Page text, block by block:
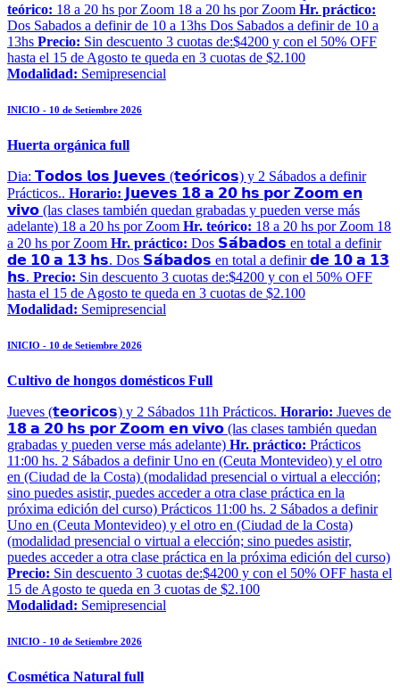
teórico: 18 a 20 hs por Zoom 18 a 20 hs por Zoom Hr. práctico:
Dos Sabados a definir de 10 a 13hs Dos Sabados a definir de 10 a
13hs Precio: Sin descuento 3 cuotas de:$4200 y con el 50% OFF
hasta el 15 de Agosto te queda en 3 cuotas de $2.100
Modalidad: Semipresencial
INICIO - 10 de Setiembre 2026
Huerta orgánica full
Dia: 𝗧𝗼𝗱𝗼𝘀 𝗹𝗼𝘀 𝗝𝘂𝗲𝘃𝗲𝘀 (𝘁𝗲𝗼́𝗿𝗶𝗰𝗼𝘀) y 2 Sábados a definir
Prácticos.. Horario: 𝗝𝘂𝗲𝘃𝗲𝘀 𝟭𝟴 𝗮 𝟮𝟬 𝗵𝘀 𝗽𝗼𝗿 𝗭𝗼𝗼𝗺 𝗲𝗻
𝘃𝗶𝘃𝗼 (las clases también quedan grabadas y pueden verse más
adelante) 18 a 20 hs por Zoom Hr. teórico: 18 a 20 hs por Zoom 18
a 20 hs por Zoom Hr. práctico: Dos 𝗦𝗮́𝗯𝗮𝗱𝗼𝘀 en total a definir
𝗱𝗲 𝟭𝟬 𝗮 𝟭𝟯 𝗵𝘀. Dos 𝗦𝗮́𝗯𝗮𝗱𝗼𝘀 en total a definir 𝗱𝗲 𝟭𝟬 𝗮 𝟭𝟯
𝗵𝘀. Precio: Sin descuento 3 cuotas de:$4200 y con el 50% OFF
hasta el 15 de Agosto te queda en 3 cuotas de $2.100
Modalidad: Semipresencial
INICIO - 10 de Setiembre 2026
Cultivo de hongos domésticos Full
Jueves (𝘁𝗲𝗼𝗿𝗶𝗰𝗼𝘀) y 2 Sábados 11h Prácticos. Horario: Jueves de
𝟭𝟴 𝗮 𝟮𝟬 𝗵𝘀 𝗽𝗼𝗿 𝗭𝗼𝗼𝗺 𝗲𝗻 𝘃𝗶𝘃𝗼 (las clases también quedan
grabadas y pueden verse más adelante) Hr. práctico: Prácticos
11:00 hs. 2 Sábados a definir Uno en (Ceuta Montevideo) y el otro
en (Ciudad de la Costa) (modalidad presencial o virtual a elección;
sino puedes asistir, puedes acceder a otra clase práctica en la
próxima edición del curso) Prácticos 11:00 hs. 2 Sábados a definir
Uno en (Ceuta Montevideo) y el otro en (Ciudad de la Costa)
(modalidad presencial o virtual a elección; sino puedes asistir,
puedes acceder a otra clase práctica en la próxima edición del curso)
Precio: Sin descuento 3 cuotas de:$4200 y con el 50% OFF hasta el
15 de Agosto te queda en 3 cuotas de $2.100
Modalidad: Semipresencial
INICIO - 10 de Setiembre 2026
Cosmética Natural full